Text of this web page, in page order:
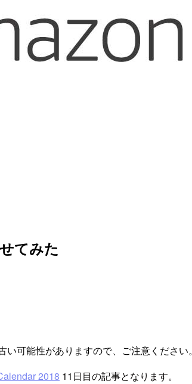
てみた
可能性がありますので、ご注意ください。
2018 11日目の記事となります。